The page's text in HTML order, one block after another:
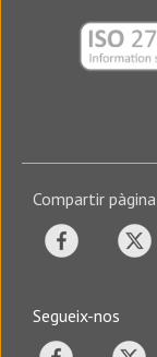
Compartir pàgina
Segueix-nos